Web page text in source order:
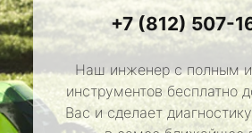
+7 (812) 507-
Наш инженер с полным
инструментов бесплатно
Вас и сделает